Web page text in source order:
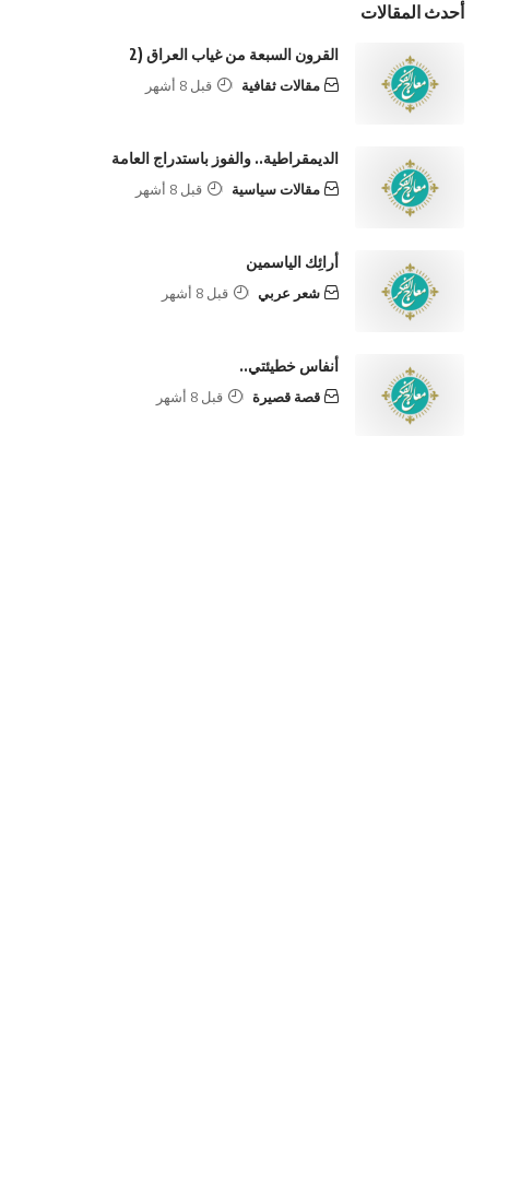
أحدث المقالات
القرون السبعة من غياب العراق (2
مقالات ثقافية قبل 8 أشهر
الديمقراطية.. والفوز باستدراج العامة
مقالات سياسية قبل 8 أشهر
أرائِك الياسمين
شعر عربي قبل 8 أشهر
أنفاس خطيئتي..
قصة قصيرة قبل 8 أشهر